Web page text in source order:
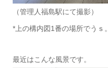
（管理人福島駅にて撮影）
*上の構内図1番の場所でうｓ。
最近はこんな風景です。